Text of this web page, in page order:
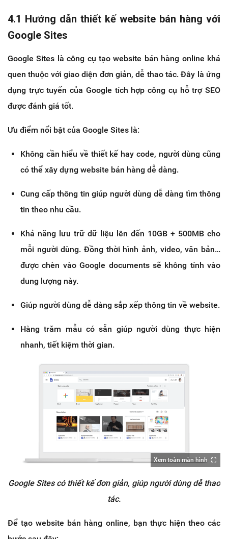
4.1 Hướng dẫn thiết kế website bán hàng với
Google Sites
Google Sites là công cụ tạo website bán hàng online khá
quen thuộc với giao diện đơn giản, dễ thao tác. Đây là ứng
dụng trực tuyến của Google tích hợp công cụ hỗ trợ SEO
được đánh giá tốt.
Ưu điểm nổi bật của Google Sites là:
Không cần hiểu về thiết kế hay code, người dùng cũng
có thể xây dựng website bán hàng dễ dàng.
Cung cấp thông tin giúp người dùng dễ dàng tìm thông
tin theo nhu cầu.
Khả năng lưu trữ dữ liệu lên đến 10GB + 500MB cho
mỗi người dùng. Đồng thời hình ảnh, video, văn bản…
được chèn vào Google documents sẽ không tính vào
dung lượng này.
Giúp người dùng dễ dàng sắp xếp thông tin về website.
Hàng trăm mẫu có sẵn giúp người dùng thực hiện
nhanh, tiết kiệm thời gian.
Xem toàn màn hình
Google Sites có thiết kế đơn giản, giúp người dùng dễ thao
tác.
Để tạo website bán hàng online, bạn thực hiện theo các